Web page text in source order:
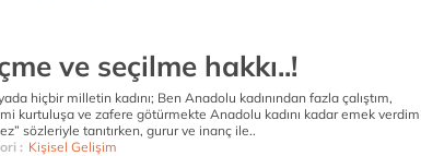
ve seçilme hakkı..!
hiçbir milletin kadını; Ben Anadolu kadınından fazla çalıştım,
kurtuluşa ve zafere götürmekte Anadolu kadını kadar emek verdim
sözleriyle tanıtırken, gurur ve inanç ile..
: Kişisel Gelişim